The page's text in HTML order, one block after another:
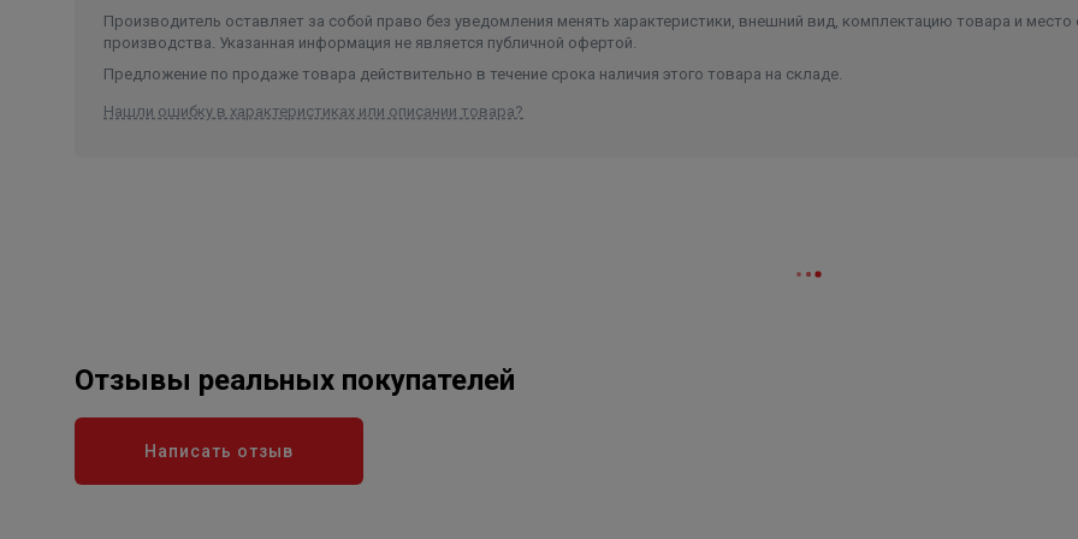
Производитель оставляет за собой право без уведомления менять характеристики, внешний вид, комплектацию товара и место
производства. Указанная информация не является публичной офертой.
Предложение по продаже товара действительно в течение срока наличия этого товара на складе.
Нашли ошибку в характеристиках или описании товара?
Отзывы реальных покупателей
Написать отзыв